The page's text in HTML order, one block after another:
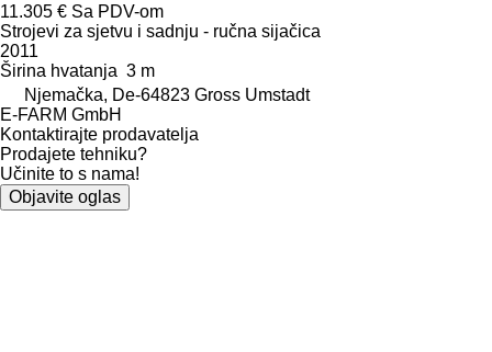
11.305 € Sa PDV-om
Strojevi za sjetvu i sadnju - ručna sijačica
2011
Širina hvatanja 3 m
Njemačka, De-64823 Gross Umstadt
E-FARM GmbH
Kontaktirajte prodavatelja
Prodajete tehniku?
Učinite to s nama!
Objavite oglas